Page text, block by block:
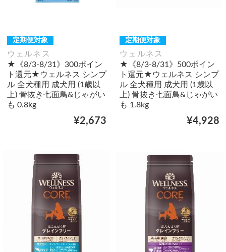
定期便対象
ウェルネス
★《8/3-8/31》300ポイン
ト還元★ウェルネス シンプ
ル 全犬種用 成犬用 (1歳以
上) 骨抜き七面鳥&じゃがい
も 0.8kg
¥2,673
定期便対象
ウェルネス
★《8/3-8/31》500ポイン
ト還元★ウェルネス シンプ
ル 全犬種用 成犬用 (1歳以
上) 骨抜き七面鳥&じゃがい
も 1.8kg
¥4,928